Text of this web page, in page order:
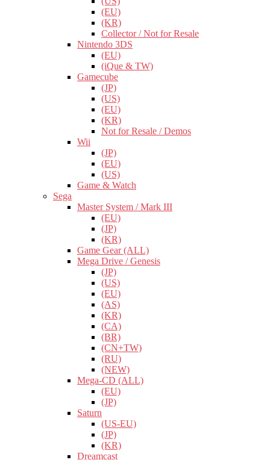
(EU)
(KR)
Collector / Not for Resale
Nintendo 3DS
(EU)
(iQue & TW)
Gamecube
(JP)
(US)
(EU)
(KR)
Not for Resale / Demos
Wii
(JP)
(EU)
(US)
Game & Watch
Sega
Master System / Mark III
(EU)
(JP)
(KR)
Game Gear (ALL)
Mega Drive / Genesis
(JP)
(US)
(EU)
(AS)
(KR)
(CA)
(BR)
(CN+TW)
(RU)
(NEW)
Mega-CD (ALL)
(EU)
(JP)
Saturn
(US-EU)
(JP)
(KR)
Dreamcast